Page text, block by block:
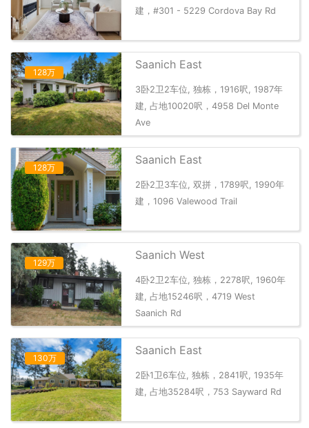
建，#301 - 5229 Cordova Bay Rd
128万
Saanich East
3卧2卫2车位, 独栋，1916呎, 1987年
建, 占地10020呎，4958 Del Monte
Ave
128万
Saanich East
2卧2卫3车位, 双拼，1789呎, 1990年
建，1096 Valewood Trail
129万
Saanich West
4卧2卫2车位, 独栋，2278呎, 1960年
建, 占地15246呎，4719 West
Saanich Rd
130万
Saanich East
2卧1卫6车位, 独栋，2841呎, 1935年
建, 占地35284呎，753 Sayward Rd